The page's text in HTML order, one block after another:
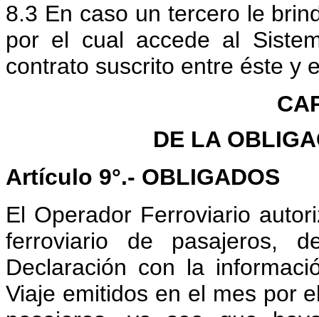
8.3 En caso un tercero le
por el cual accede al
contrato suscrito entre éste y
DE LA
Artículo 9°.- OBLIGADOS
El Operador Ferroviario
ferroviario de pasajeros,
Declaración con la
Viaje emitidos en el mes por